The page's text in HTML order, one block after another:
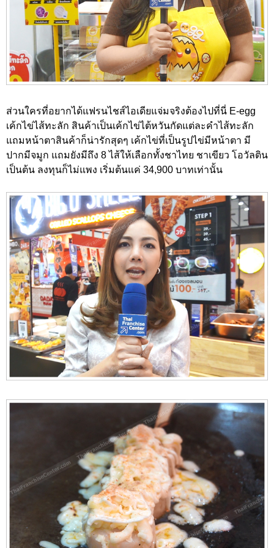
ส่วนใครที่อยากได้แฟรนไชส์ไอเดียแจ่มจริงต้องไปที่นี่ E-egg
เค้กไข่ไส้ทะลัก สินค้าเป็นเค้กไข่ไต้หวันกัดแต่ละคำไส้ทะลัก
แถมหน้าตาสินค้าก็น่ารักสุดๆ เค้กไข่ที่เป็นรูปไข่มีหน้าตา มี
ปากมีจมูก แถมยังมีถึง 8 ไส้ให้เลือกทั้งชาไทย ชาเขียว โอวัลติน
เป็นต้น ลงทุนก็ไม่แพง เริ่มต้นแค่ 34,900 บาทเท่านั้น